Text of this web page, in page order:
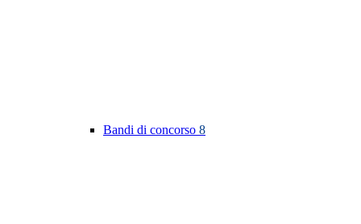
Bandi di concorso 8